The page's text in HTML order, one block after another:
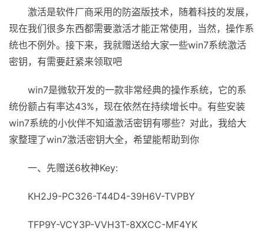
激活是软件厂商采用的防盗版技术，随着科技的发展，
现在我们很多东西都需要激活才能正常使用，当然，操作系
统也不例外。接下来，我就赠送给大家一些win7系统激活
密钥，有需要赶紧来领取吧
win7是微软开发的一款非常经典的操作系统，它的系
统份额占有率达43%，现在依然在持续增长中。有些安装
win7系统的小伙伴不知道激活密钥有哪些？对此，我给大
家整理了win7激活密钥大全，希望能帮助到你
一、先赠送6枚神Key:
KH2J9-PC326-T44D4-39H6V-TVPBY
TFP9Y-VCY3Р-VVH3T-8XXCC-MF4YK